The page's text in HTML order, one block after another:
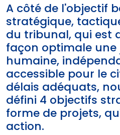
A côté de l'objectif
stratégique,
du tribunal, qui est
façon optimale une
humaine,
accessible pour le
délais adéquats,
défini 4 objectifs
forme de projets,
action.